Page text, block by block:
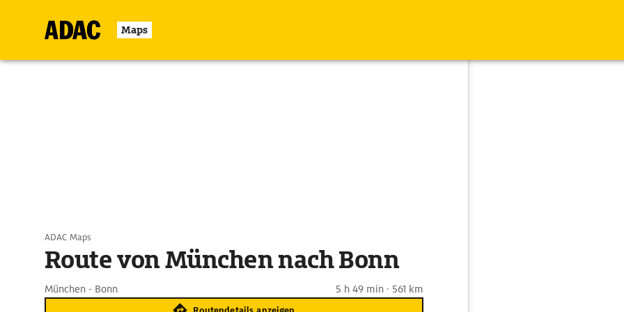
Maps
ADAC Maps
Route von München nach Bonn
München - Bonn 5 h 49 min · 561 km